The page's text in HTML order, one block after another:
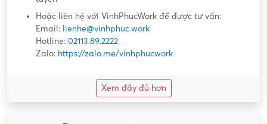
Hoặc liên hệ với VinhPhucWork để được tư vấn:
Email: lienhe@vinhphuc.work
Hotline: 02113.89.2222
Zalo: https://zalo.me/vinhphucwork
Xem đầy đủ hơn